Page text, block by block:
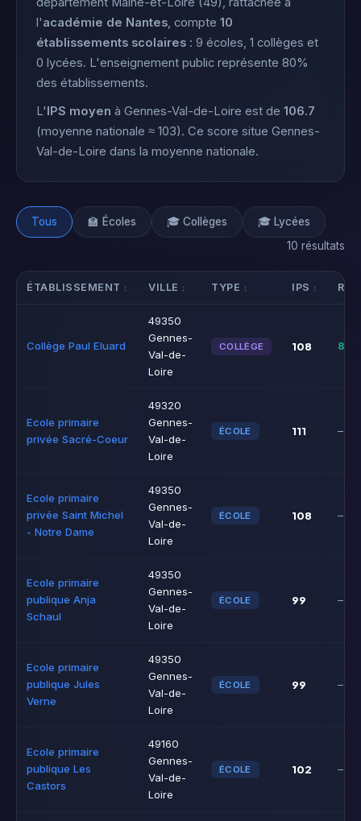
l'académie de Nantes, compte 10
établissements scolaires : 9 écoles, 1 collèges et
0 lycées. L'enseignement public représente 80%
des établissements.
L'IPS moyen à Gennes-Val-de-Loire est de 106.7
(moyenne nationale ≈ 103). Ce score situe Gennes-
Val-de-Loire dans la moyenne nationale.
Tous 🏫 Écoles 🎓 Collèges
🎓 Lycées
10 résultats
ÉTABLISSEMENT VILLE TYPE IPS
Collège Paul Eluard
49350
Gennes-
Val-de-
Loire
COLLÈGE 108 85%
Ecole primaire
privée Sacré-Coeur
49320
Gennes-
Val-de-
Loire
ÉCOLE 111 –
Ecole primaire
privée Saint Michel
- Notre Dame
49350
Gennes-
Val-de-
Loire
ÉCOLE 108 –
Ecole primaire
publique Anja
Schaul
49350
Gennes-
Val-de-
Loire
ÉCOLE 99 –
Ecole primaire
publique Jules
Verne
49350
Gennes-
Val-de-
Loire
ÉCOLE 99 –
Ecole primaire
publique Les
Castors
49160
Gennes-
Val-de-
Loire
ÉCOLE 102 –